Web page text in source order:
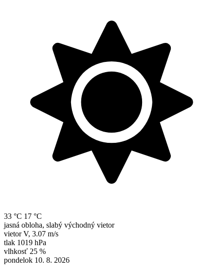
33 °C 17 °C
jasná obloha, slabý východný vietor
vietor V, 3.07 m/s
tlak 1019 hPa
vlhkosť 25 %
pondelok 10. 8. 2026